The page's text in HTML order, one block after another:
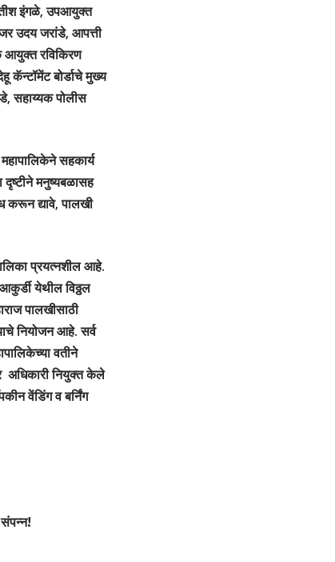
इंगळे, उपआयुक्त
उदय जरांडे, आपत्ती
आयुक्त रविकिरण
कॅन्टॉमेंट बोर्डाचे मुख्य
सहाय्यक पोलीस
सहकार्य
दृष्टीने मनुष्यबळासह
करून द्यावे, पालखी
प्रयत्नशील आहे.
येथील विठ्ठल
पालखीसाठी
नियोजन आहे. सर्व
वतीने
अधिकारी नियुक्त केले
वेंडिंग व बर्निंग
संपन्न!